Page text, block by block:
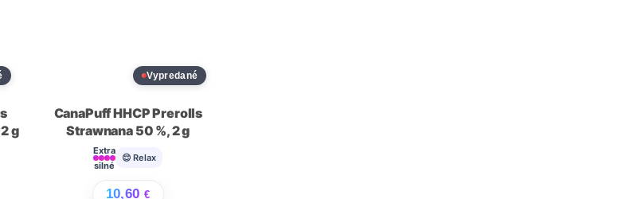
g
Vypredané
CanaPuff HHCP Prerolls
Strawnana 50 %, 2 g
Extra
silné
😌 Relax
10,60 €